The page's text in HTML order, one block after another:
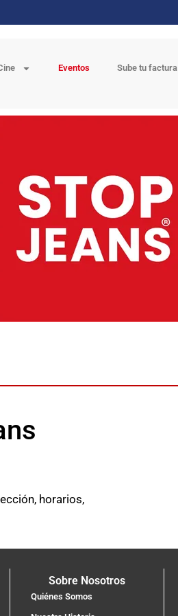
Eventos Sube tu factura
horarios,
Sobre Nosotros
Quiénes Somos